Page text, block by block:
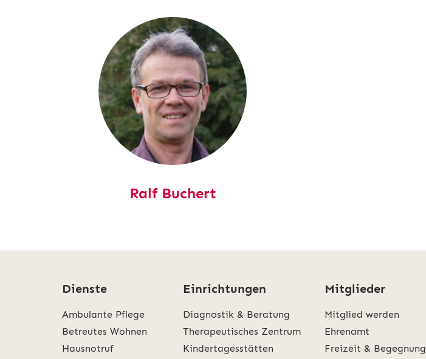
Ralf Buchert
Dienste
Ambulante Pflege
Betreutes Wohnen
Hausnotruf
Einrichtungen
Diagnostik & Beratung
Therapeutisches Zentrum
Kindertagesstätten
Mitglieder
Mitglied werden
Ehrenamt
Freizeit & Begegnung